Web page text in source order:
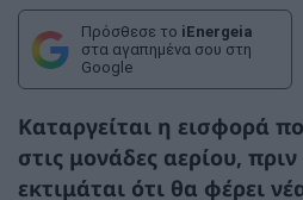
Πρόσθεσε το iEnergeia
στα αγαπημένα σου στη
Google
Καταργείται η εισφορά
στις μονάδες αερίου,
εκτιμάται ότι θα φέρει